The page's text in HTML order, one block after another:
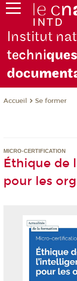
Institut
techni
docu
Accueil Se former
MICRO-CERTIFICATION
Éthique de
pour les